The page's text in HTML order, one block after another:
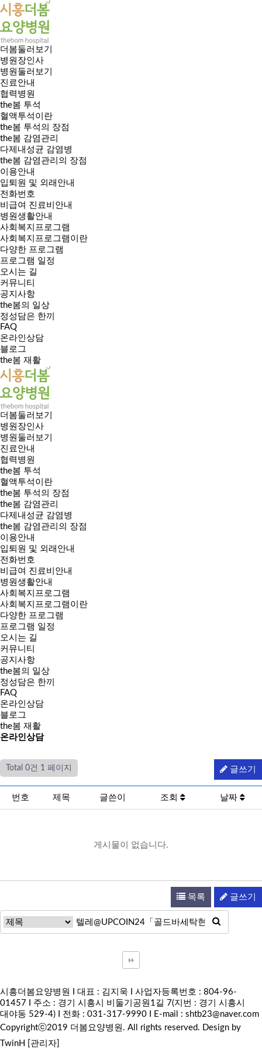
더봄둘러보기
병원장인사
병원둘러보기
진료안내
협력병원
the봄 투석
혈액투석이란
the봄 투석의 장점
the봄 감염관리
다제내성균 감염병
the봄 감염관리의 장점
이용안내
입퇴원 및 외래안내
전화번호
비급여 진료비안내
병원생활안내
사회복지프로그램
사회복지프로그램이란
다양한 프로그램
프로그램 일정
오시는 길
커뮤니티
공지사항
the봄의 일상
정성담은 한끼
FAQ
온라인상담
블로그
the봄 재활
더봄둘러보기
병원장인사
병원둘러보기
진료안내
협력병원
the봄 투석
혈액투석이란
the봄 투석의 장점
the봄 감염관리
다제내성균 감염병
the봄 감염관리의 장점
이용안내
입퇴원 및 외래안내
전화번호
비급여 진료비안내
병원생활안내
사회복지프로그램
사회복지프로그램이란
다양한 프로그램
프로그램 일정
오시는 길
커뮤니티
공지사항
the봄의 일상
정성담은 한끼
FAQ
온라인상담
블로그
the봄 재활
온라인상담
Total 0건 1 페이지 글쓰기
번호 제목 글쓴이 조회 날짜
게시물이 없습니다.
목록 글쓰기
시흥더봄요양병원 I 대표 : 김지욱 I 사업자등록번호 : 804-96-
01457 I 주소 : 경기 시흥시 비둘기공원1길 7(지번 : 경기 시흥시
대야동 529-4) I 전화 : 031-317-9990 I E-mail : shtb23@naver.com
Copyrightⓒ2019 더봄요양병원. All rights reserved. Design by
TwinH
[관리자]